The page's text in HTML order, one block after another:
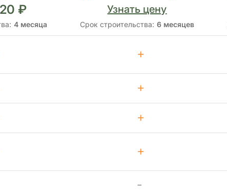
₽
4 месяца
Узнать цену
Срок строительства: 6 месяцев
+
+
+
+
-